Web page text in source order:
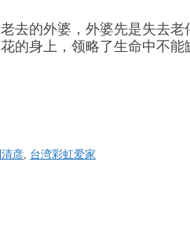
去的外婆，外婆先是失去
的身上，领略了生命中不能
彦, 台湾彩虹爱家